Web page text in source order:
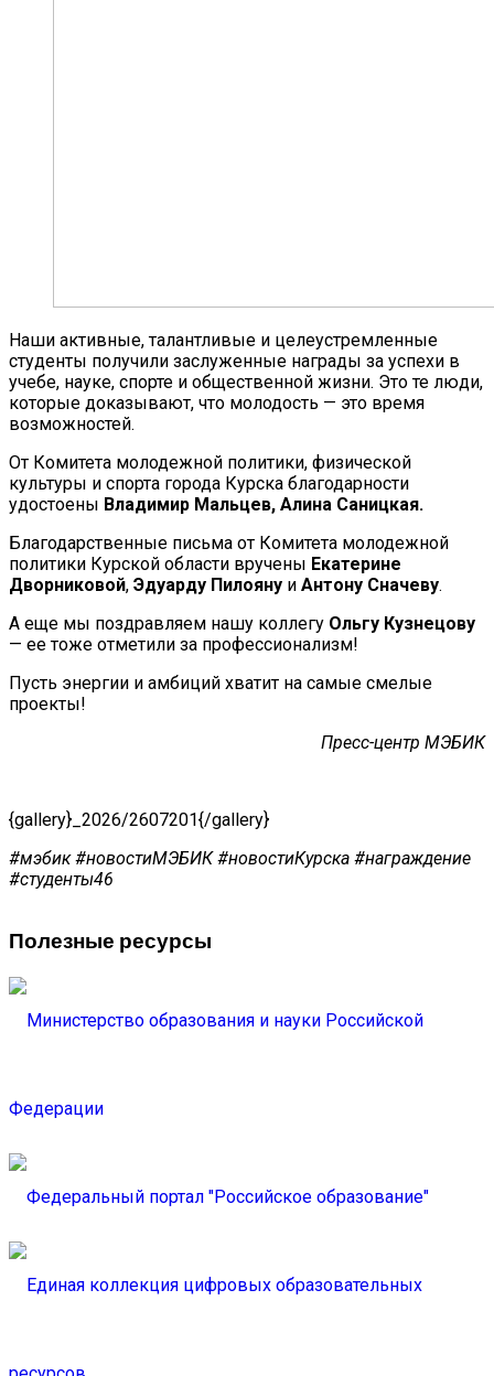
Наши активные, талантливые и целеустремленные
студенты получили заслуженные награды за успехи в
учебе, науке, спорте и общественной жизни. Это те люди,
которые доказывают, что молодость — это время
возможностей.
От Комитета молодежной политики, физической
культуры и спорта города Курска благодарности
удостоены Владимир Мальцев, Алина Саницкая.
Благодарственные письма от Комитета молодежной
политики Курской области вручены Екатерине
Дворниковой, Эдуарду Пилояну и Антону Сначеву.
А еще мы поздравляем нашу коллегу Ольгу Кузнецову
— ее тоже отметили за профессионализм!
Пусть энергии и амбиций хватит на самые смелые
проекты!
Пресс-центр МЭБИК
{gallery}_2026/2607201{/gallery}
#мэбик #новостиМЭБИК #новостиКурска #награждение
#студенты46
Полезные ресурсы